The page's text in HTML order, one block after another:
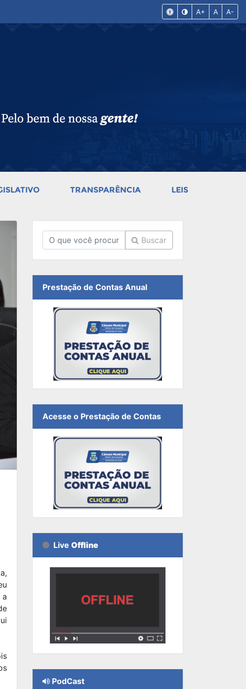
A+ A A-
TRANSPARÊNCIA
LEIS
Buscar
Prestação de Contas Anual
Acesse o Prestação de Contas
Live Offline
PodCast